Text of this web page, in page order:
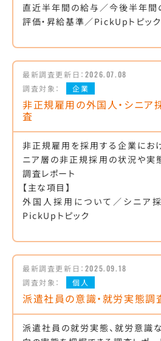
直近半年間の給与／今後半年間
評価・昇給基準／PickUpトピック
最新調査更新日： 2026.07.08
調査対象：
企業
非正規雇用の外国人・シニア
査
非正規雇用を採用する企業にお
ニア層の非正規採用の状況や実
調査レポート
【主な項目】
外国人採用について／シニア
PickUpトピック
最新調査更新日： 2025.09.18
調査対象：
個人
派遣社員の意識・就労実態調
派遣社員の就労実態、就労意識